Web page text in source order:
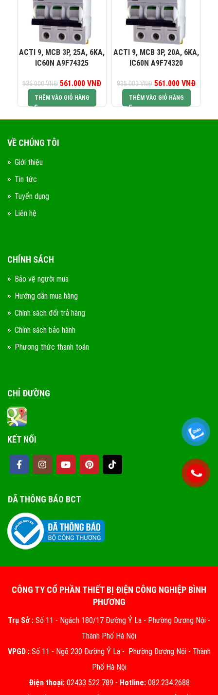
ACTI 9, MCB 3P, 25A, 6KA,
IC60N A9F74325
935.000VNĐ
Giá gốc là:
935.000 VNĐ.
561.000 VNĐ Giá hiện tại là:
561.000 VNĐ.
THÊM VÀO GIỎ HÀNG
ACTI 9, MCB 3P, 20A, 6KA,
IC60N A9F74320
935.000VNĐ
Giá gốc là:
935.000 VNĐ.
561.000 VNĐ
THÊM VÀO GIỎ HÀNG
VỀ CHÚNG TÔI
Giới thiệu
Tin tức
Tuyển dụng
Liên hệ
CHÍNH SÁCH
Bảo vệ người mua
Hướng dẫn mua hàng
Chính sách đổi trả hàng
Chính sách bảo hành
Phương thức thanh toán
CHỈ ĐƯỜNG
KẾT NỐI
ĐÃ THÔNG BÁO BCT
CÔNG TY CỔ PHẦN THIẾT BỊ ĐIỆN CÔNG NGHIỆP BÌNH
PHƯƠNG
Trụ Sở : Số 11 - Ngách 180/17 Đường Ỷ La - Phường Dương Nội -
Thành Phố Hà Nội
VPGD :Số 11 - Ngõ 230 Đường Ỷ La - Phường Dương Nội - Thành
Phố Hà Nội
Điện thoại:02433 522 789 - Hotline:082.234.2688
KINH DOANH 3: 0824 927 568
KINH DOANH 4: 0823 944 186